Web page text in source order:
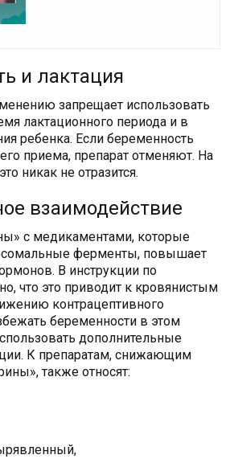
и лактация
запрещает использовать
лактационного периода и в
ребенка. Если беременность
приема, препарат отменяют. На
никак не отразится.
взаимодействие
с медикаментами, которые
ферменты, повышает
В инструкции по
что это приводит к кровянистым
контрацептивного
беременности в этом
дополнительные
К препаратам, снижающим
также относят: